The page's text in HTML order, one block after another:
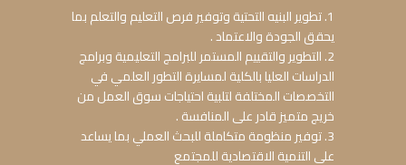
1. تطوير البنيه التحتية وتوفير فرص التعليم والتعلم بما
يحقق الجودة والاعتماد .
2. التطوير والتقييم المستمر للبرامج التعليمية وبرامج
الدراسات العليا بالكلية لمسايرة التطور العلمي في
التخصصات المختلفة لتلبية احتياجات سوق العمل من
خريج متميز قادر على المنافسة .
3. توفير منظومة متكاملة للبحث العملي بما يساعد
على التنمية الاقتصادية للمجتمع